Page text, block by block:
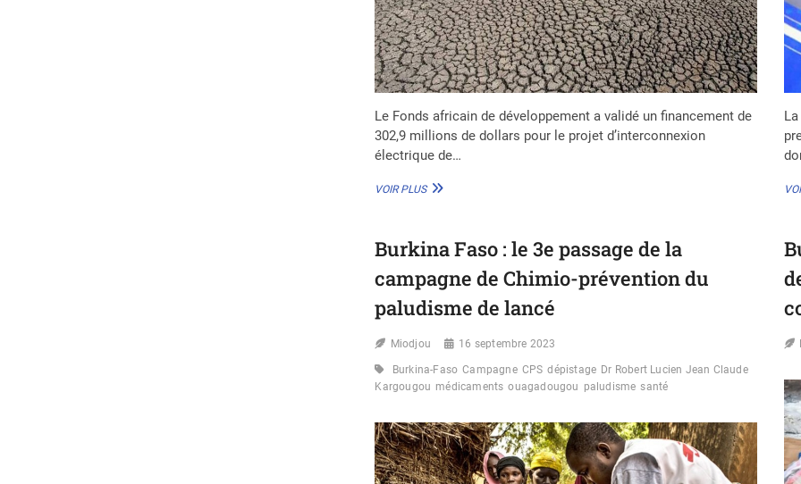
Le Fonds africain de développement a validé un financement de
302,9 millions de dollars pour le projet d’interconnexion
électrique de…
VOIR PLUSINITIATIVE
:
FINANCEMENT
DE
302,9
APPROUVÉ
Burkina Faso : le 3e passage de la
campagne de Chimio-prévention du
paludisme de lancé
Miodjou 16 septembre 2023
Burkina-Faso Campagne CPS dépistage Dr Robert Lucien Jean Claude
Kargougou médicaments ouagadougou paludisme santé